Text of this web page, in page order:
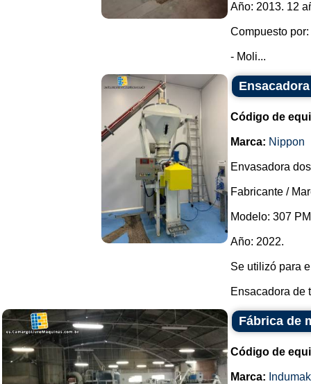
Año: 2013. 12
Compuesto por:
- Moli...
Código de
Marca: Nippon
Envasadora
Fabricante /
Modelo: 307
Año: 2022.
Se utilizó para
Ensacadora de
Fábrica de
Código de
Marca: Indumak